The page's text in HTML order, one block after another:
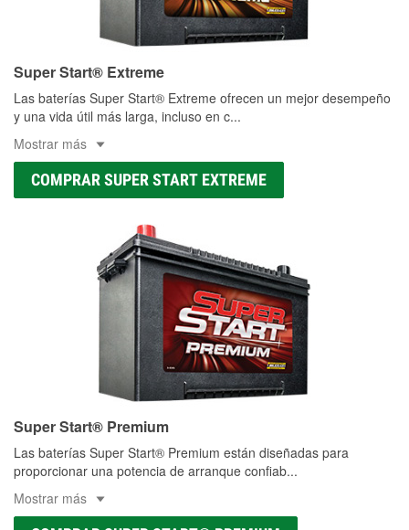
Super Start® Extreme
Las baterías Super Start® Extreme ofrecen un mejor desempeño
y una vida útil más larga, incluso en c...
Mostrar más
COMPRAR SUPER START EXTREME
Super Start® Premium
Las baterías Super Start® Premium están diseñadas para
proporcionar una potencia de arranque confiab...
Mostrar más